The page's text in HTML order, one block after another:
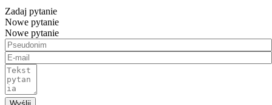
Zadaj pytanie
Nowe pytanie
Nowe pytanie